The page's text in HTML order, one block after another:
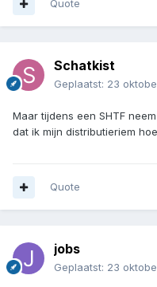
Quote
Schatkist
Geplaatst: 23
Maar tijdens een SHTF
dat ik mijn distributieriem
Quote
jobs
Geplaatst: 23